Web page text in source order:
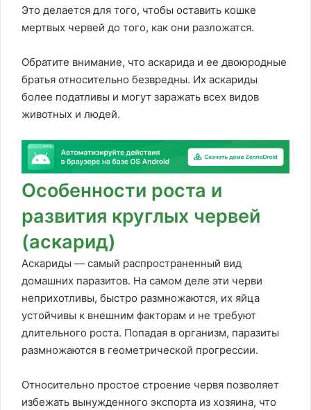
Это делается для того, чтобы оставить кошке
мертвых червей до того, как они разложатся.
Обратите внимание, что аскарида и ее двоюродные
братья относительно безвредны. Их аскариды
более податливы и могут заражать всех видов
животных и людей.
Особенности роста и
развития круглых червей
(аскарид)
Аскариды — самый распространенный вид
домашних паразитов. На самом деле эти черви
неприхотливы, быстро размножаются, их яйца
устойчивы к внешним факторам и не требуют
длительного роста. Попадая в организм, паразиты
размножаются в геометрической прогрессии.
Относительно простое строение червя позволяет
избежать вынужденного экспорта из хозяина, что